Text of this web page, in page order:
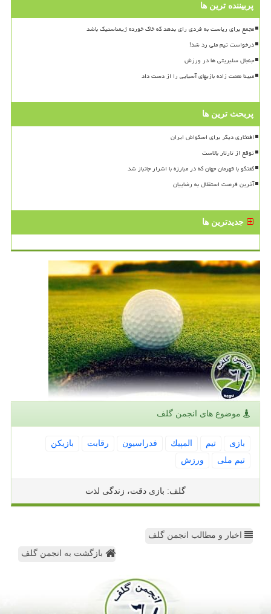
پربیننده ترین ها
مجمع برای ریاست به فردی رای بدهد که خاک خورده ژیمناستیک باشد
درخواست تیم ملی رد شد!
جنجال سلبریتی ها در ورزش
مبینا نعمت زاده بازیهای آسیایی را از دست داد
پربحث ترین ها
افتخاری دیگر برای اسکواش ایران
توقع از تارتار بالاست
گفتگو با قهرمان جهان که در مبارزه با اشرار جانباز شد
آخرین فرصت استقلال به رضاییان
جدیدترین ها
موضوع های انجمن گلف
بازی تیم المپیك فدراسیون رقابت
بازیكن
تیم ملی
ورزش
گلف: بازی دقت، زندگی لذت
اخبار و مطالب انجمن گلف
بازگشت به انجمن گلف